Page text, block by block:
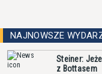
NAJNOWSZE
Steiner:
z Bottasem